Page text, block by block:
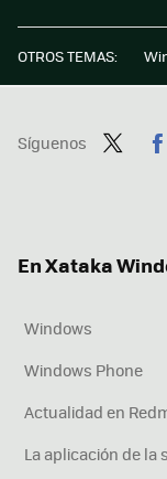
OTROS TEMAS:
Síguenos
En Xataka
Windows
Windows Phone
Actualidad en
La aplicación de la